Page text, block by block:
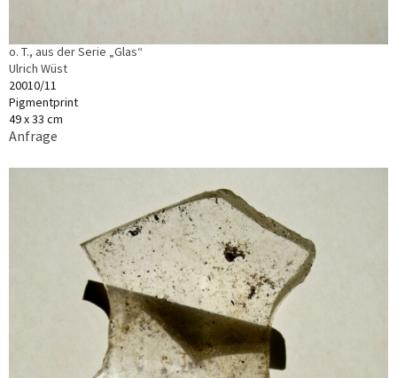
o. T., aus der Serie „Glas“
Ulrich Wüst
20010/11
Pigmentprint
49 x 33 cm
Anfrage